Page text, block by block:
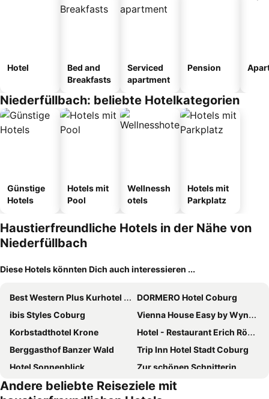
Hotel
Bed and
Breakfasts
Serviced
apartment
Pension
Niederfüllbach: beliebte Hotelkategorien
Günstige
Hotels
Hotels mit
Pool
Wellnessh
otels
Hotels mit
Parkplatz
Haustierfreundliche Hotels in der Nähe von
Niederfüllbach
Diese Hotels könnten Dich auch interessieren ...
Best Western Plus Kurhotel an der Obermaintherme
DORMERO Hotel Coburg
ibis Styles Coburg
Vienna House Easy by Wyndham Coburg
Korbstadthotel Krone
Hotel - Restaurant Erich Rödiger
Berggasthof Banzer Wald
Trip Inn Hotel Stadt Coburg
Hotel Sonnenblick
Zur schönen Schnitterin
Waldhotel Bächlein
Stadthotel Lichtenfels
Andere beliebte Reiseziele mit